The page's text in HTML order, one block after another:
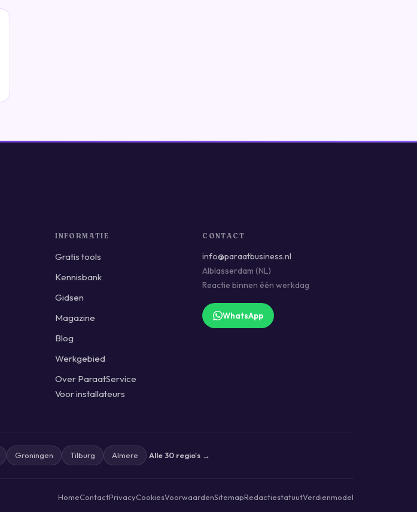
INFORMATIE
Gratis tools
Kennisbank
Gidsen
Magazine
Blog
Werkgebied
Over ParaatService
Voor installateurs
CONTACT
info@paraatbusiness.nl
Alblasserdam (NL)
Reactie binnen één werkdag
WhatsApp
Groningen Tilburg Almere Alle 30 regio's →
HomeContactPrivacyCookiesVoorwaardenSitemapRedactiestatuutVerdienmodel